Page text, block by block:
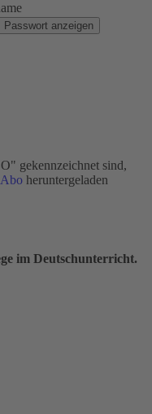
Passwort anzeigen
gekennzeichnet sind,
Abo heruntergeladen
im Deutschunterricht.